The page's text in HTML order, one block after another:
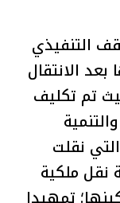
التنفيذي
الانتقال
تم تكليف
نقلت
نقل ملكية